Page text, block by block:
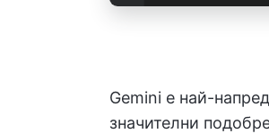
Gemini е най-
значителни